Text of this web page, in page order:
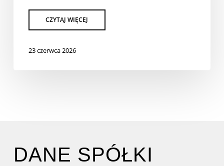
23 czerwca 2026
DANE SPÓŁKI